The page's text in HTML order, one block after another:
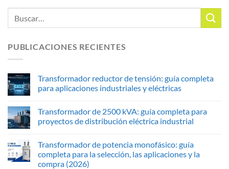
PUBLICACIONES RECIENTES
Transformador reductor de tensión: guía completa
para aplicaciones industriales y eléctricas
Transformador de 2500 kVA: guía completa para
proyectos de distribución eléctrica industrial
Transformador de potencia monofásico: guía
completa para la selección, las aplicaciones y la
compra (2026)